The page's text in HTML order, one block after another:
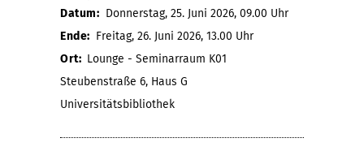
Datum: Donnerstag, 25. Juni 2026, 09.00 Uhr
Ende: Freitag, 26. Juni 2026, 13.00 Uhr
Ort: Lounge - Seminarraum K01
Steubenstraße 6, Haus G
Universitätsbibliothek